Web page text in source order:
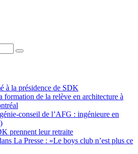
à la présidence de SDK
formation de la relève en architecture à
conseil de l’AFG : ingénieure en
prennent leur retraite
La Presse : «Le boys club n’est plus ce